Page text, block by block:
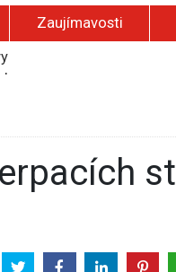
Zaujímavosti